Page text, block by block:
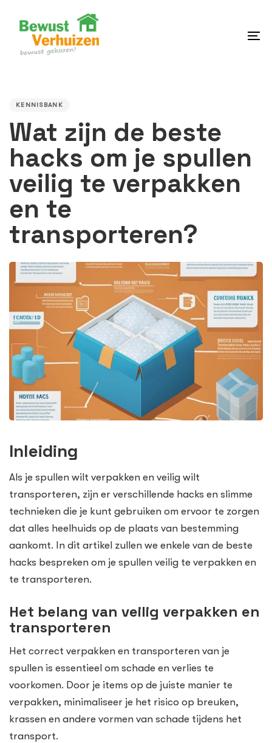
content
KENNISBANK
Wat zijn de beste
hacks om je spullen
veilig te verpakken
en te
transporteren?
Inleiding
Als je spullen wilt verpakken en veilig wilt
transporteren, zijn er verschillende hacks en slimme
technieken die je kunt gebruiken om ervoor te zorgen
dat alles heelhuids op de plaats van bestemming
aankomt. In dit artikel zullen we enkele van de beste
hacks bespreken om je spullen veilig te verpakken en
te transporteren.
Het belang van veilig verpakken en
transporteren
Het correct verpakken en transporteren van je
spullen is essentieel om schade en verlies te
voorkomen. Door je items op de juiste manier te
verpakken, minimaliseer je het risico op breuken,
krassen en andere vormen van schade tijdens het
transport.